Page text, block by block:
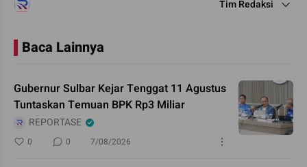
Tim Redaksi
Baca Lainnya
Gubernur Sulbar Kejar Tenggat 11 Agustus
Tuntaskan Temuan BPK Rp3 Miliar
REPORTASE
0 0 7/08/2026